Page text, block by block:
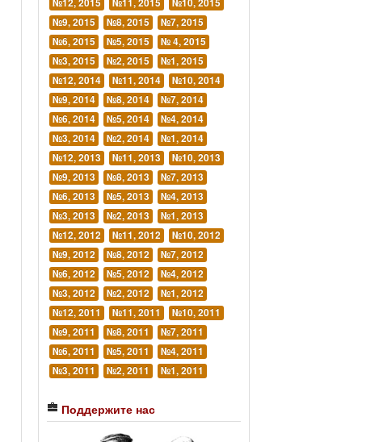
№12, 2015
№11, 2015
№10, 2015
№9, 2015
№8, 2015
№7, 2015
№6, 2015
№5, 2015
№ 4, 2015
№3, 2015
№2, 2015
№1, 2015
№12, 2014
№11, 2014
№10, 2014
№9, 2014
№8, 2014
№7, 2014
№6, 2014
№5, 2014
№4, 2014
№3, 2014
№2, 2014
№1, 2014
№12, 2013
№11, 2013
№10, 2013
№9, 2013
№8, 2013
№7, 2013
№6, 2013
№5, 2013
№4, 2013
№3, 2013
№2, 2013
№1, 2013
№12, 2012
№11, 2012
№10, 2012
№9, 2012
№8, 2012
№7, 2012
№6, 2012
№5, 2012
№4, 2012
№3, 2012
№2, 2012
№1, 2012
№12, 2011
№11, 2011
№10, 2011
№9, 2011
№8, 2011
№7, 2011
№6, 2011
№5, 2011
№4, 2011
№3, 2011
№2, 2011 №1, 2011
Поддержите нас